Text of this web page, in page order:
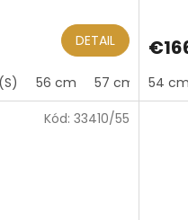
DETAIL
56 cm 57 cm (M)54 cm
Kód: 33410/55